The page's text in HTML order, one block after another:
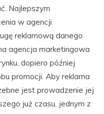
Najlepszym
w agencji
reklamową danego
agencja marketingowa
dopiero później
promocji. Aby reklama
jest prowadzenie jej
już czasu, jednym z